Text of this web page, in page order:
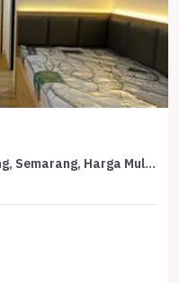
Apartemen Ekonomis di Tembalang, Semarang, Harga Mulai 350 Juta